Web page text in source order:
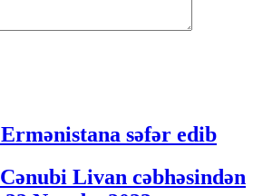
səfər edib
Livan cəbhəsindən